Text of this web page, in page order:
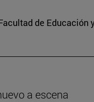
de Educación
a escena